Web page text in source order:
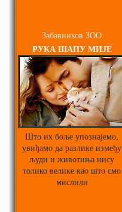
Забавников ЗОО
РУКА ШАПУ МИЈЕ
Што их боље упознајемо,
увиђамо да разлике између
људи и животиња нису
толико велике као што смо
мислили